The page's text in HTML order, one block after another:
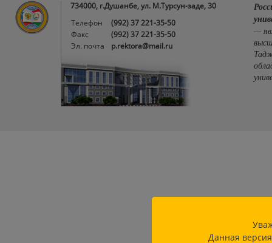
734000, г.Душанбе, ул. М.Турсун-заде, 30
Телефон
(992) 37 221-35-50
Факс
(992) 37 221-35-50
Эл. почта
p.rektora@mail.ru
—
Данная